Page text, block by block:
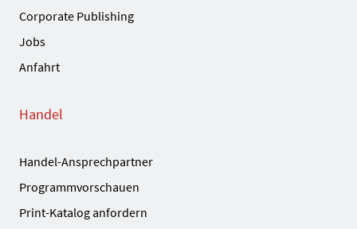
Corporate Publishing
Jobs
Anfahrt
Handel
Handel-Ansprechpartner
Programmvorschauen
Print-Katalog anfordern